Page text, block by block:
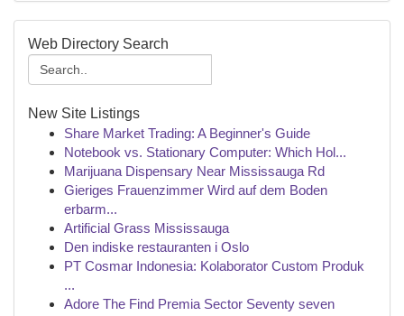
Web Directory Search
New Site Listings
Share Market Trading: A Beginner's Guide
Notebook vs. Stationary Computer: Which Hol...
Marijuana Dispensary Near Mississauga Rd
Gieriges Frauenzimmer Wird auf dem Boden
erbarm...
Artificial Grass Mississauga
Den indiske restauranten i Oslo
PT Cosmar Indonesia: Kolaborator Custom Produk
...
Adore The Find Premia Sector Seventy seven